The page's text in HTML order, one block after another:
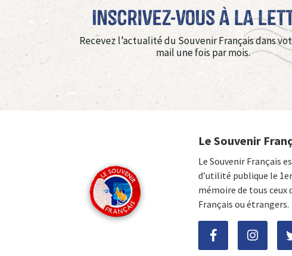
Inscrivez-vous à La
Recevez l’actualité du Souvenir Français dans
mail une fois par mois.
Le Souvenir
Le Souvenir Français
d’utilité publique le
mémoire de tous ceux
Français ou étrangers.